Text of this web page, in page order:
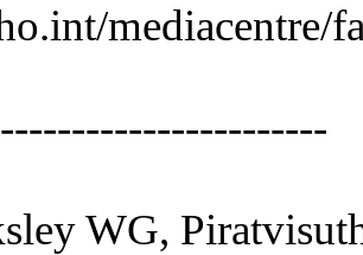
mediacentre/
WG,